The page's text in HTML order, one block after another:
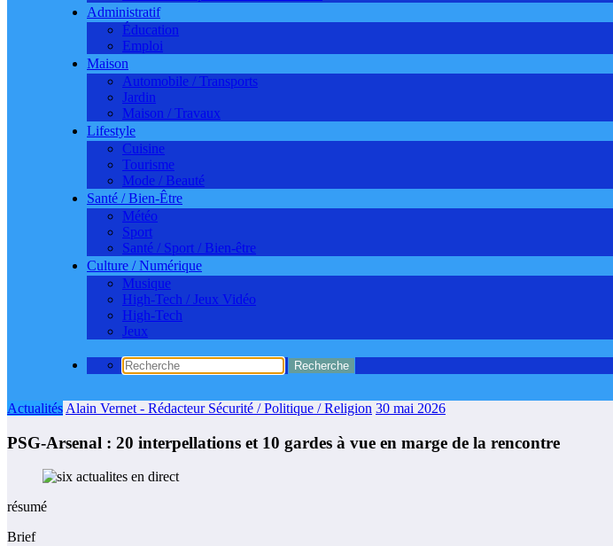
Administratif
Éducation
Emploi
Maison
Automobile / Transports
Jardin
Maison / Travaux
Lifestyle
Cuisine
Tourisme
Mode / Beauté
Santé / Bien-Être
Météo
Sport
Santé / Sport / Bien-être
Culture / Numérique
Musique
High-Tech / Jeux Vidéo
High-Tech
Jeux
Actualités Alain Vernet - Rédacteur Sécurité / Politique / Religion 30 mai 2026
PSG-Arsenal : 20 interpellations et 10 gardes à vue en marge de la rencontre
résumé
Brief